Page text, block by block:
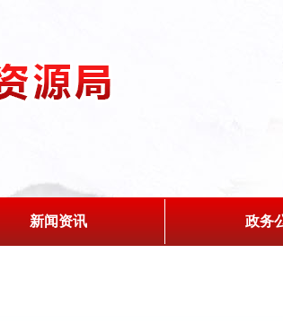
新闻资讯 政务